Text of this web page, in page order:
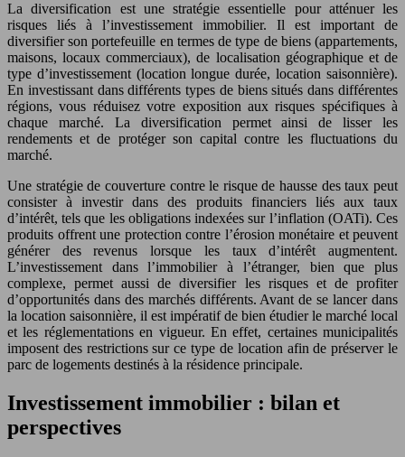
La diversification est une stratégie essentielle pour atténuer les
risques liés à l’investissement immobilier. Il est important de
diversifier son portefeuille en termes de type de biens (appartements,
maisons, locaux commerciaux), de localisation géographique et de
type d’investissement (location longue durée, location saisonnière).
En investissant dans différents types de biens situés dans différentes
régions, vous réduisez votre exposition aux risques spécifiques à
chaque marché. La diversification permet ainsi de lisser les
rendements et de protéger son capital contre les fluctuations du
marché.
Une stratégie de couverture contre le risque de hausse des taux peut
consister à investir dans des produits financiers liés aux taux
d’intérêt, tels que les obligations indexées sur l’inflation (OATi). Ces
produits offrent une protection contre l’érosion monétaire et peuvent
générer des revenus lorsque les taux d’intérêt augmentent.
L’investissement dans l’immobilier à l’étranger, bien que plus
complexe, permet aussi de diversifier les risques et de profiter
d’opportunités dans des marchés différents. Avant de se lancer dans
la location saisonnière, il est impératif de bien étudier le marché local
et les réglementations en vigueur. En effet, certaines municipalités
imposent des restrictions sur ce type de location afin de préserver le
parc de logements destinés à la résidence principale.
Investissement immobilier : bilan et
perspectives